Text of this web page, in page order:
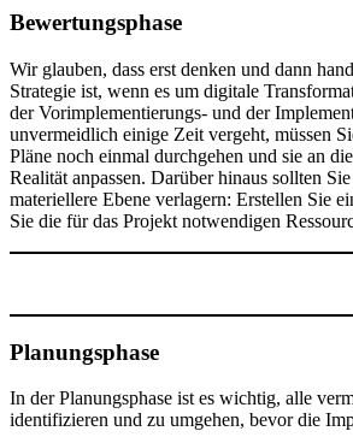
Bewertungsphase
Wir glauben, dass erst denken und dann
Strategie ist, wenn es um digitale
der Vorimplementierungs- und der
unvermeidlich einige Zeit vergeht, müssen
Pläne noch einmal durchgehen und sie an
Realität anpassen. Darüber hinaus sollten
materiellere Ebene verlagern: Erstellen Sie
Sie die für das Projekt notwendigen
Planungsphase
In der Planungsphase ist es wichtig, alle
identifizieren und zu umgehen, bevor die